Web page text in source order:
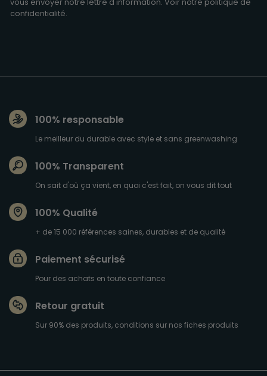
vous envoyer notre lettre d'information. Voir notre politique de
confidentialité.
100% responsable
Le meilleur du durable avec style et sans greenwashing
100% Transparent
On sait d'où ça vient, en quoi c'est fait, on vous dit tout
100% Qualité
+ de 15 000 références saines, durables et de qualité
Paiement sécurisé
Pour des achats en toute confiance
Retour gratuit
Sur 90% des produits, conditions sur nos fiches produits